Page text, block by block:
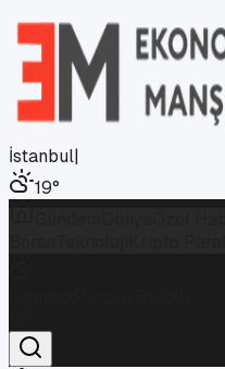
İstanbul|
19°